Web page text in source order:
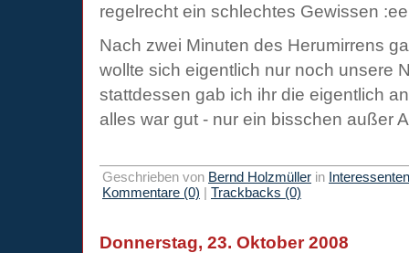
regelrecht ein schlechtes Gewissen
Nach zwei Minuten des Herumirrens
wollte sich eigentlich nur noch unsere
stattdessen gab ich ihr die eigentlich
alles war gut - nur ein bisschen außer
Geschrieben von Bernd Holzmüller in
Kommentare (0) | Trackbacks (0)
Donnerstag, 23. Oktober 2008